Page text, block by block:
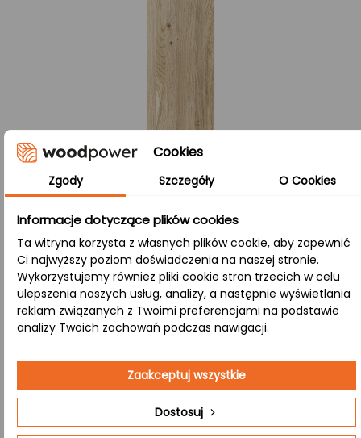
Co oznacza lity B/B?
Lite:
Lamele drewniane (około 4 cm szerokości) są ze sobą
wygląd oraz wyjątkową stabilność i odporność na
uszkodzenia mechaniczne, a także zapewnia trwałość
Cookies
Zgody Szczegóły O Cookies
Informacje dotyczące plików cookies
Ta witryna korzysta z własnych plików cookie, aby zapewnić
Ci najwyższy poziom doświadczenia na naszej stronie.
Wykorzystujemy również pliki cookie stron trzecich w celu
ulepszenia naszych usług, analizy, a następnie wyświetlania
reklam związanych z Twoimi preferencjami na podstawie
analizy Twoich zachowań podczas nawigacji.
Dostosuj
Zaakceptuj wszystkie